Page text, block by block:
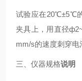
试验应在20℃±5℃
夹具上，用直径
mm/s的速度刺穿电
三、仪器规格说明